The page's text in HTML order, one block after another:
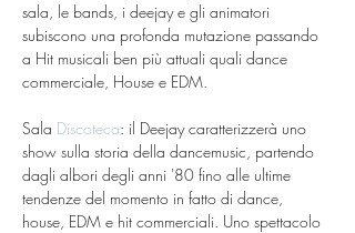
sala, le bands, i deejay e gli animatori
subiscono una profonda mutazione passando
a Hit musicali ben più attuali quali dance
commerciale, House e EDM.
Sala Discoteca: il Deejay caratterizzerà uno
show sulla storia della dancemusic, partendo
dagli albori degli anni '80 fino alle ultime
tendenze del momento in fatto di dance,
house, EDM e hit commerciali. Uno spettacolo